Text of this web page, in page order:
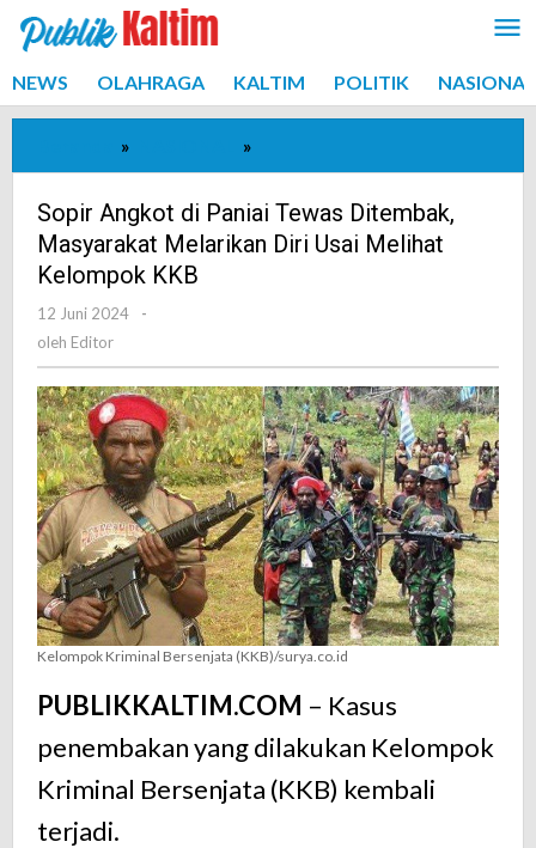
Lewati
konten
NEWS OLAHRAGA KALTIM POLITIK NASIONAL
» »
Angkot
di
Paniai
Tewas
Diri
Usai
Melihat
Kelompok
KKB
Sopir Angkot di Paniai Tewas Ditembak,
Masyarakat Melarikan Diri Usai Melihat
Kelompok KKB
12 Juni 2024
oleh
-
oleh Editor
Kelompok Kriminal Bersenjata (KKB)/surya.co.id
PUBLIKKALTIM.COM – Kasus
penembakan yang dilakukan Kelompok
Kriminal Bersenjata (KKB) kembali
terjadi.